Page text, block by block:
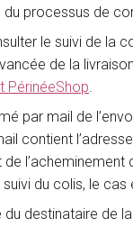
du processus de
le suivi de la
de la
PérinéeShop.
par mail de
contient
de l’acheminement
du colis, le cas
du destinataire de